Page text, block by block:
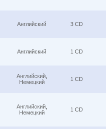
Английский 3 CD
Английский 1 CD
Английский,
Немецкий
1 CD
Английский,
Немецкий
1 CD